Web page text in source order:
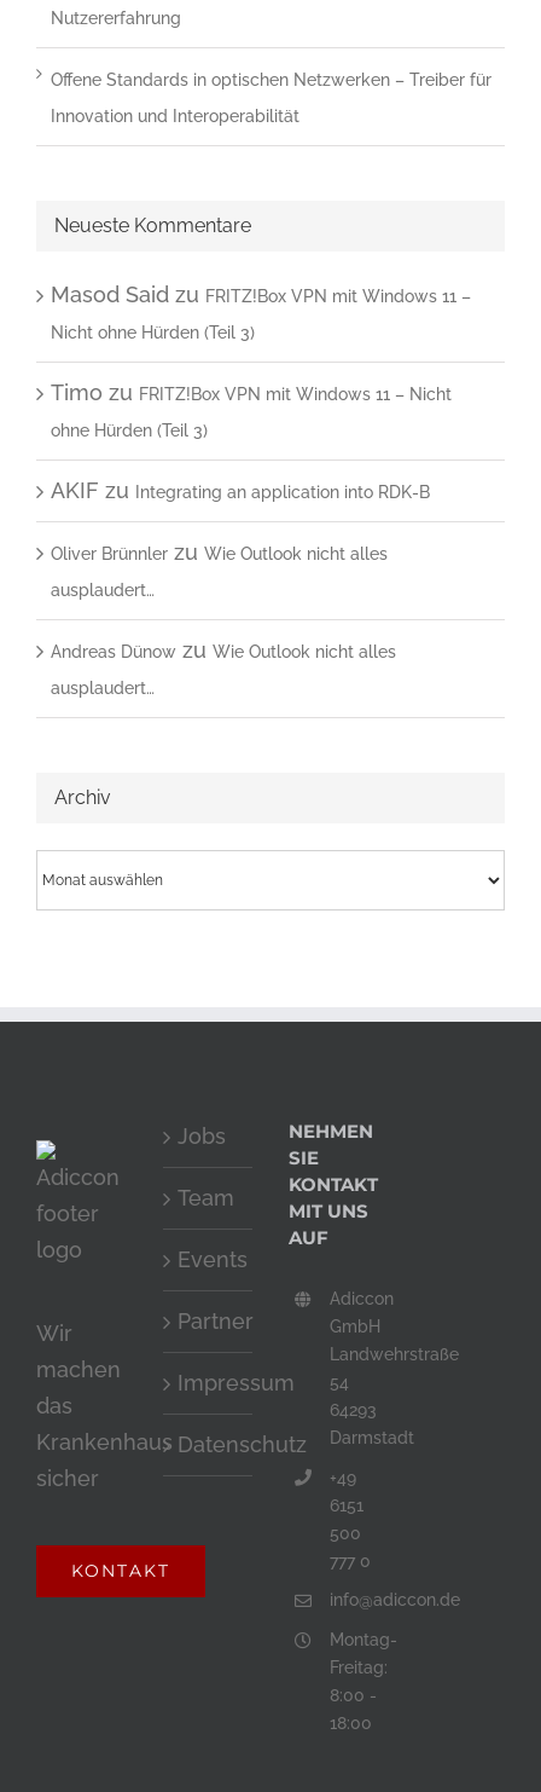
Nutzererfahrung
Offene Standards in optischen Netzwerken – Treiber für
Innovation und Interoperabilität
Neueste Kommentare
Masod Said zu FRITZ!Box VPN mit Windows 11 –
Nicht ohne Hürden (Teil 3)
Timo zu FRITZ!Box VPN mit Windows 11 – Nicht
ohne Hürden (Teil 3)
AKIF zu Integrating an application into RDK-B
Oliver Brünnler zu Wie Outlook nicht alles
ausplaudert…
Andreas Dünow zu Wie Outlook nicht alles
ausplaudert…
Archiv
Wir
machen
das
Krankenhaus
sicher
KONTAKT
Jobs
Team
Events
Partner
Impressum
Datenschutz
NEHMEN
SIE
KONTAKT
MIT UNS
AUF
Adiccon
GmbH
Landwehrstraße
54
64293
Darmstadt
+49
6151
500
777 0
info@adiccon.de
Montag-
Freitag:
8:00 -
18:00